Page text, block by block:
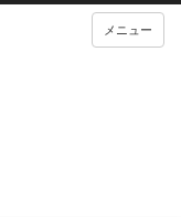
メニュー